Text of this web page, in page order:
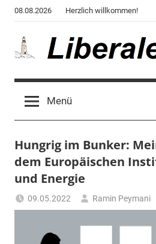
Zum
Inhalt
springen
08.08.2026 Herzlich willkommen!
Liberale
Warte
des
"Corona,
Klima,
Gendergaga",
"Weltchaos",
Menü
Hungrig im Bunker:
dem Europäischen
und Energie
09.05.2022
Ramin Peymani